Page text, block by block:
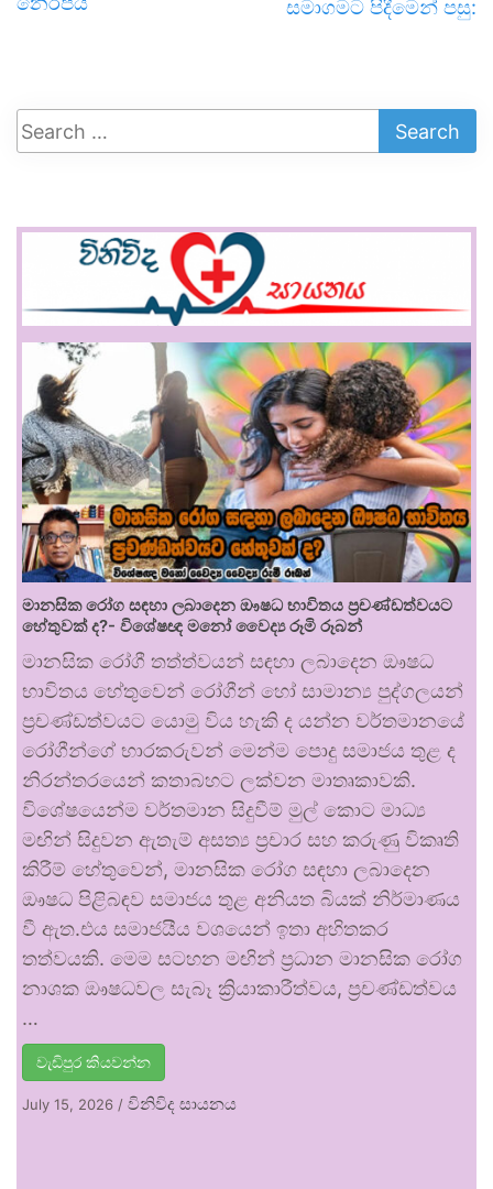
සමාගමට පිදීමෙන් පසු:
මානසික රෝග සඳහා ලබාදෙන ඖෂධ භාවිතය ප්‍රචණ්ඩත්වයට
හේතුවක් ද?- විශේෂඥ මනෝ වෛද්‍ය රූමි රූබන්
මානසික රෝගී තත්ත්වයන් සඳහා ලබාදෙන ඖෂධ
භාවිතය හේතුවෙන් රෝගීන් හෝ සාමාන්‍ය පුද්ගලයන්
ප්‍රචණ්ඩත්වයට යොමු විය හැකි ද යන්න වර්තමානයේ
රෝගීන්ගේ භාරකරුවන් මෙන්ම පොදු සමාජය තුළ ද
නිරන්තරයෙන් කතාබහට ලක්වන මාතෘකාවකි.
විශේෂයෙන්ම වර්තමාන සිදුවීම් මුල් කොට මාධ්‍ය
මඟින් සිදුවන ඇතැම් අසත්‍ය ප්‍රචාර සහ කරුණු විකෘති
කිරීම් හේතුවෙන්, මානසික රෝග සඳහා ලබාදෙන
ඖෂධ පිළිබඳව සමාජය තුළ අනියත බියක් නිර්මාණය
වී ඇත.එය සමාජයීය වශයෙන් ඉතා අහිතකර
තත්වයකි. මෙම සටහන මඟින් ප්‍රධාන මානසික රෝග
නාශක ඖෂධවල සැබෑ ක්‍රියාකාරීත්වය, ප්‍රචණ්ඩත්වය
…
වැඩිපුර කියවන්න
July 15, 2026 / විනිවිද සායනය